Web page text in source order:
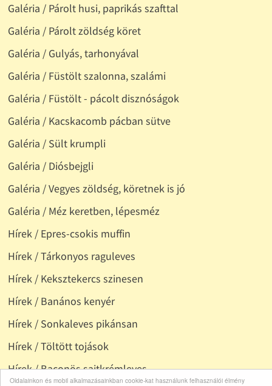
Oldalainkon és mobil alkalmazásainkban cookie-kat használunk felhasználói élmény
Galéria / Párolt husi, paprikás szafttal
Galéria / Párolt zöldség köret
Galéria / Gulyás, tarhonyával
Galéria / Füstölt szalonna, szalámi
Galéria / Füstölt - pácolt disznóságok
Galéria / Kacskacomb pácban sütve
Galéria / Sült krumpli
Galéria / Diósbejgli
Galéria / Vegyes zöldség, köretnek is jó
Galéria / Méz keretben, lépesméz
Hírek / Epres-csokis muffin
Hírek / Tárkonyos raguleves
Hírek / Keksztekercs szinesen
Hírek / Banános kenyér
Hírek / Sonkaleves pikánsan
Hírek / Töltött tojások
Hírek / Baconös sajtkrémleves